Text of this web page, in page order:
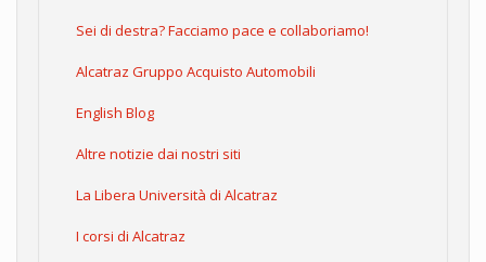
Sei di destra? Facciamo pace e collaboriamo!
Alcatraz Gruppo Acquisto Automobili
English Blog
Altre notizie dai nostri siti
La Libera Università di Alcatraz
I corsi di Alcatraz